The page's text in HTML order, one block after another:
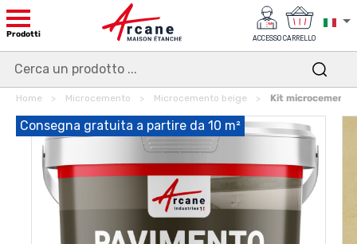
Prodotti ACCESSO CARRELLO
Home Microcemento Microcemento beige Kit
Consegna gratuita a partire da 10 m²